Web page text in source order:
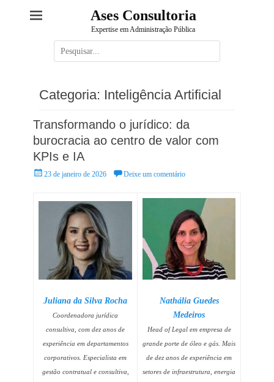
Ases Consultoria
Expertise em Administração Pública
Pesquisar
por:
Categoria: Inteligência Artificial
Transformando o jurídico: da
burocracia ao centro de valor com
KPIs e IA
Posted23 de janeiro de 2026 Deixe um comentário
Juliana da Silva Rocha
Coordenadora jurídica
consultiva, com dez anos de
experiência em departamentos
corporativos. Especialista em
gestão contratual e consultiva,
Nathália Guedes
Medeiros
Head of Legal em empresa de
grande porte de óleo e gás. Mais
de dez anos de experiência em
setores de infraestrutura, energia